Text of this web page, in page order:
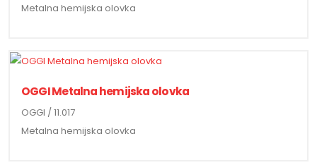
Metalna hemijska olovka
OGGI Metalna hemijska olovka
OGGI / 11.017
Metalna hemijska olovka